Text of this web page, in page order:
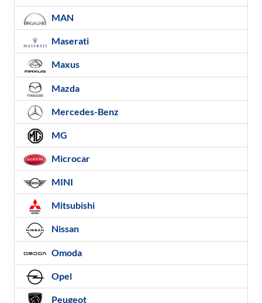
MAN
Maserati
Maxus
Mazda
Mercedes-Benz
MG
Microcar
MINI
Mitsubishi
Nissan
Omoda
Opel
Peugeot